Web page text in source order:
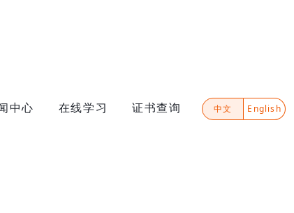
中心 在线学习 证书查询 中文 English